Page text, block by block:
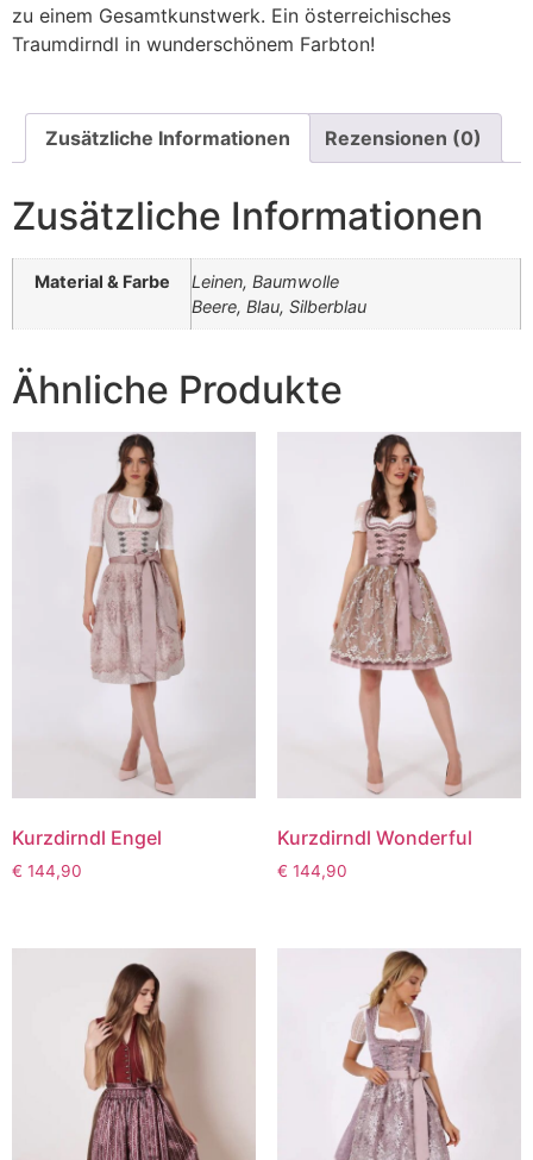
zu einem Gesamtkunstwerk. Ein österreichisches
Traumdirndl in wunderschönem Farbton!
Zusätzliche Informationen Rezensionen (0)
Zusätzliche Informationen
Material & Farbe
Leinen, Baumwolle
Beere, Blau, Silberblau
Ähnliche Produkte
Kurzdirndl Engel
€ 144,90
Kurzdirndl Wonderful
€ 144,90